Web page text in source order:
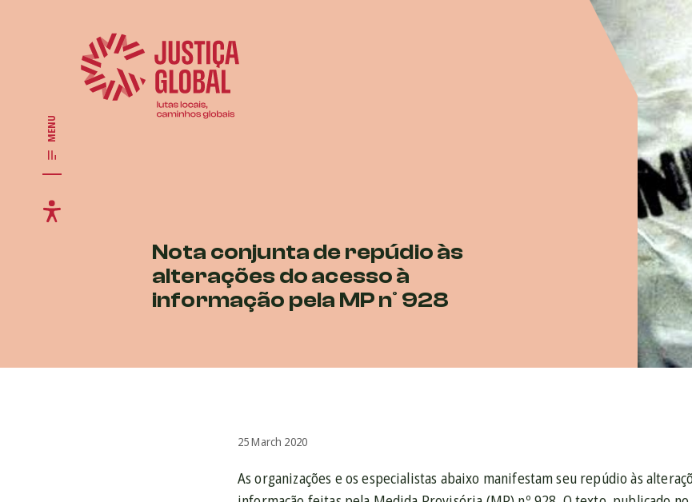
MENU
Nota conjunta de repúdio às
alterações do acesso à
informação pela MP nº 928
25 March 2020
As organizações e os especialistas abaixo manifestam seu repúdio às